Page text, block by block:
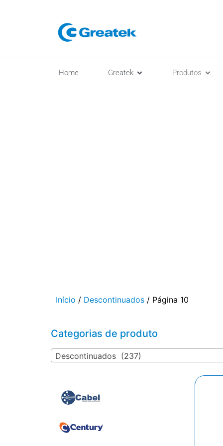
Home Greatek Produtos
Início / Descontinuados / Página 10
Categorias de produto
Descontinuados (237)